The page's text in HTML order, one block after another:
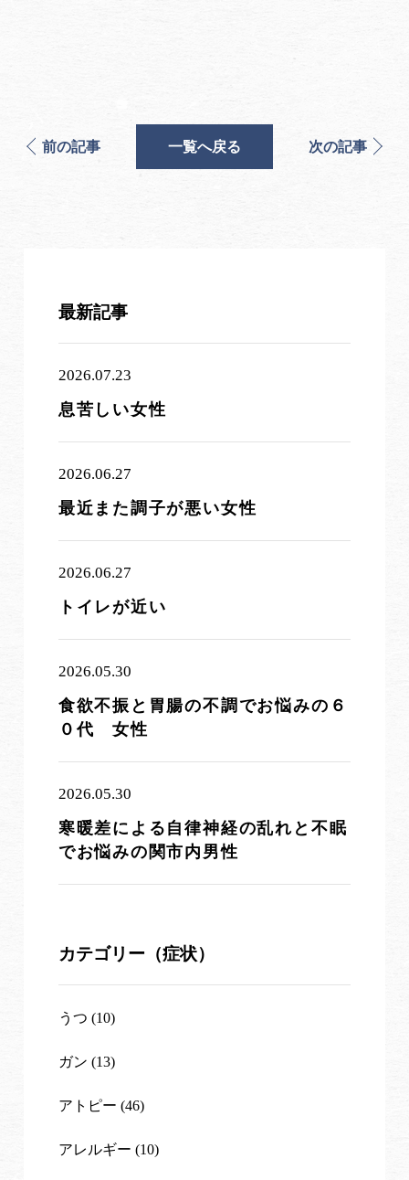
前の記事 一覧へ戻る 次の記事
最新記事
2026.07.23
息苦しい女性
2026.06.27
最近また調子が悪い女性
2026.06.27
トイレが近い
2026.05.30
食欲不振と胃腸の不調でお悩みの６
０代 女性
2026.05.30
寒暖差による自律神経の乱れと不眠
でお悩みの関市内男性
カテゴリー（症状）
うつ (10)
ガン (13)
アトピー (46)
アレルギー (10)